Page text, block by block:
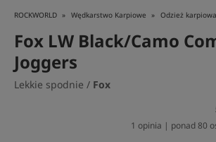
ROCKWORLD Wędkarstwo Karpiowe Odzież
Fox LW Black/Camo
Joggers
Lekkie spodnie / Fox
1 opinia | ponad 80